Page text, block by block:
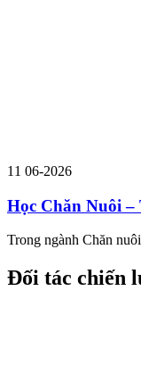
11 06-2026
Học Chăn Nuôi
Trong ngành Chăn
Đối tác chiến